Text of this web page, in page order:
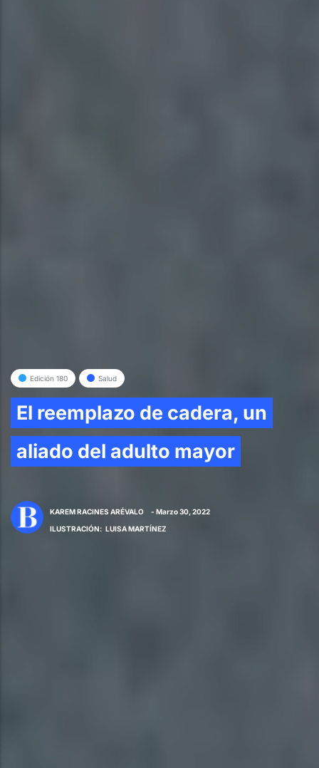
Edición 180 Salud
El reemplazo de cadera, un
aliado del adulto mayor
KAREM RACINES ARÉVALO
- Marzo 30, 2022
ILUSTRACIÓN: LUISA MARTÍNEZ